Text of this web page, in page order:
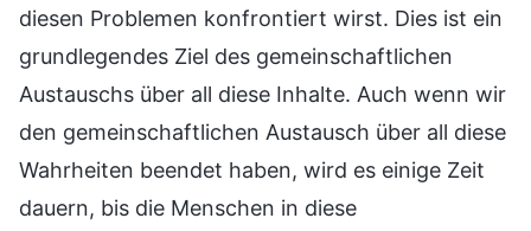
diesen Problemen konfrontiert wirst. Dies ist ein
grundlegendes Ziel des gemeinschaftlichen
Austauschs über all diese Inhalte. Auch wenn wir
den gemeinschaftlichen Austausch über all diese
Wahrheiten beendet haben, wird es einige Zeit
dauern, bis die Menschen in diese